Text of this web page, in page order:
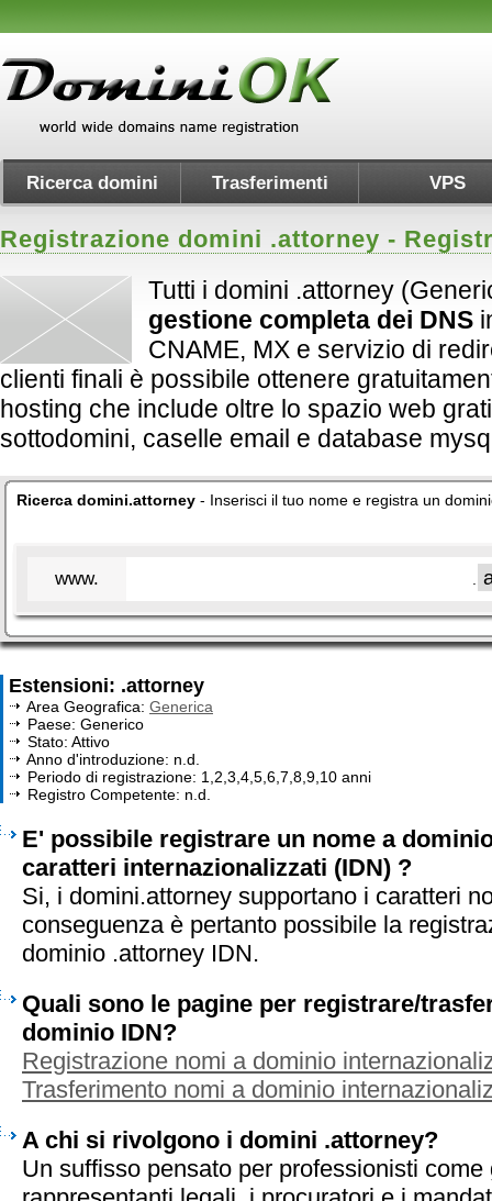
Ricerca domini Trasferimenti VPS
Registrazione domini .attorney -
Tutti i domini .attorney
gestione completa dei DNS
CNAME, MX e servizio di
clienti finali è possibile ottenere
hosting che include oltre lo spazio web
sottodomini, caselle email e database
Ricerca domini.attorney - Inserisci il tuo nome e registra un
www.
Estensioni: .attorney
Area Geografica: Generica
Paese: Generico
Stato: Attivo
Anno d'introduzione: n.d.
Periodo di registrazione: 1,2,3,4,5,6,7,8,9,10 anni
Registro Competente: n.d.
E' possibile registrare un nome a
caratteri internazionalizzati (IDN) ?
Si, i domini.attorney supportano i caratteri
conseguenza è pertanto possibile la
dominio .attorney IDN.
Quali sono le pagine per registrare/
dominio IDN?
Registrazione nomi a dominio
Trasferimento nomi a dominio
A chi si rivolgono i domini .attorney?
Un suffisso pensato per professionisti come